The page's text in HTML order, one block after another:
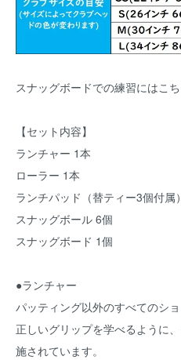
スナッグボードでの練習にはこ
【セット内容】
ランチャー 1本
ローラー 1本
ランチパッド（替ティー3個付属
スナッグボール 6個
スナッグボード 1個
●ランチャー
パッティング以外のすべてのシ
正しいグリップを学べるように
施されています。